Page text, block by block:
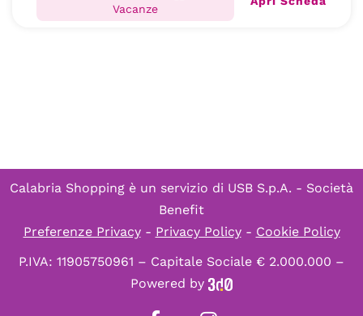
Vacanze
Calabria Shopping è un servizio di USB S.p.A. - Società
Benefit
Preferenze Privacy- Privacy Policy- Cookie Policy
P.IVA: 11905750961 – Capitale Sociale € 2.000.000 –
Powered by